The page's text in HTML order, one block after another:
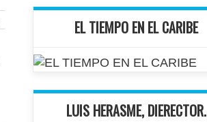
EL TIEMPO EN EL CARIBE
LUIS HERASME, DIERECTOR.